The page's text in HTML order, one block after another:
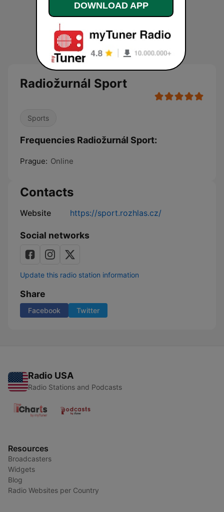
Radiožurnál Sport
Sports
Frequencies Radiožurnál Sport:
Prague: Online
Contacts
Website https://sport.rozhlas.cz/
Social networks
Update this radio station information
Share
Facebook Twitter
Radio USA
Radio Stations and Podcasts
Resources
Broadcasters
Widgets
Blog
Radio Websites per Country
DOWNLOAD APP